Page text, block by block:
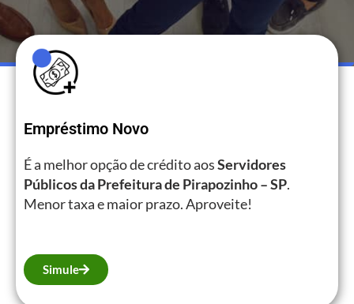
Empréstimo Novo
É a melhor opção de crédito aosServidores
Públicos da Prefeitura de Pirapozinho – SP.
Menor taxa e maior prazo. Aproveite!
Simule